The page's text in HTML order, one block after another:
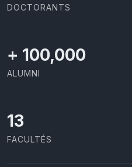
DOCTORANTS
+ 100,000
ALUMNI
13
FACULTÉS